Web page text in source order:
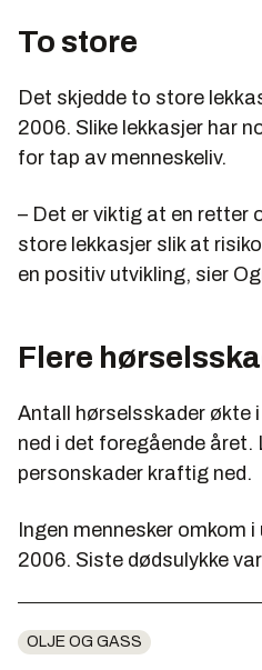
To store
Det skjedde to store
2006. Slike lekkasjer har
for tap av menneskeliv.
– Det er viktig at en retter
store lekkasjer slik at
en positiv utvikling, sier
Flere
Antall hørselsskader økte
ned i det foregående året.
personskader kraftig ned.
Ingen mennesker omkom
2006. Siste dødsulykke
OLJE OG GASS